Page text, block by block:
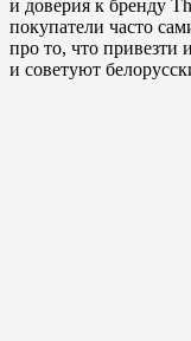
и доверия к бренду
покупатели часто
про то, что привезти
и советуют